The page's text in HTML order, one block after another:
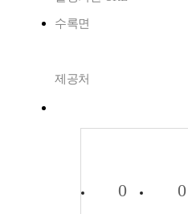
수록면
제공처
0 0